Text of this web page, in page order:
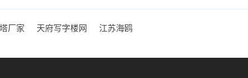
厂家 天府写字楼网 江苏海鸥